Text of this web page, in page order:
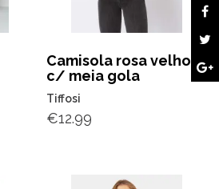
Camisola rosa velho
c/ meia gola
Tiffosi
€12.99